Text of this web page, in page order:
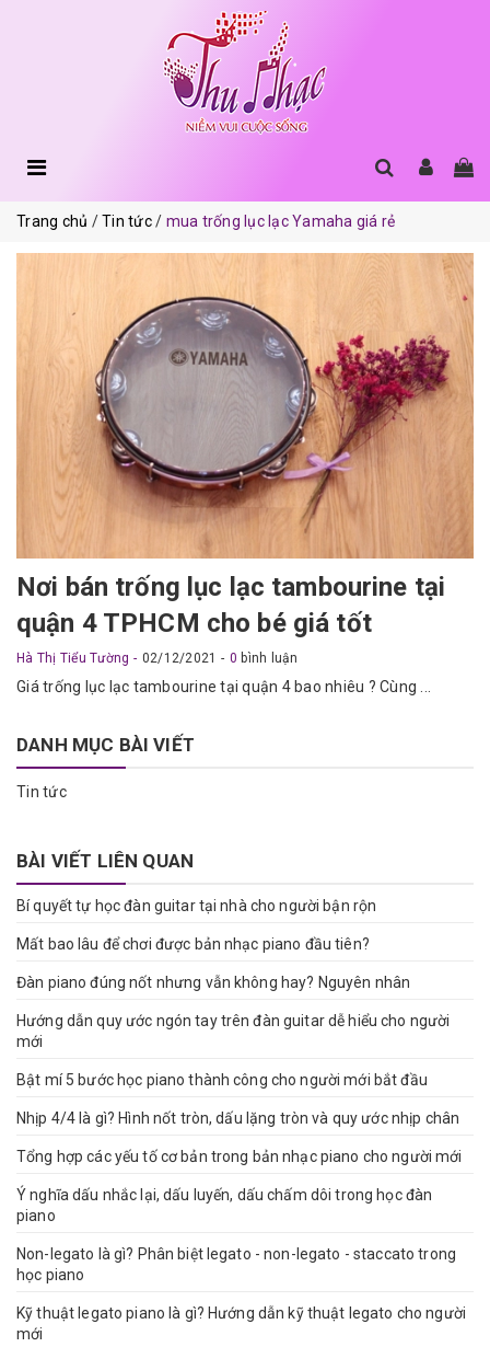
Trang chủ Tin tức mua trống lục lạc Yamaha giá rẻ
Nơi bán trống lục lạc tambourine tại
quận 4 TPHCM cho bé giá tốt
Hà Thị Tiểu Tường 02/12/2021 0 bình luận
Giá trống lục lạc tambourine tại quận 4 bao nhiêu ? Cùng ...
DANH MỤC BÀI VIẾT
Tin tức
BÀI VIẾT LIÊN QUAN
Bí quyết tự học đàn guitar tại nhà cho người bận rộn
Mất bao lâu để chơi được bản nhạc piano đầu tiên?
Đàn piano đúng nốt nhưng vẫn không hay? Nguyên nhân
Hướng dẫn quy ước ngón tay trên đàn guitar dễ hiểu cho người
mới
Bật mí 5 bước học piano thành công cho người mới bắt đầu
Nhịp 4/4 là gì? Hình nốt tròn, dấu lặng tròn và quy ước nhịp chân
Tổng hợp các yếu tố cơ bản trong bản nhạc piano cho người mới
Ý nghĩa dấu nhắc lại, dấu luyến, dấu chấm dôi trong học đàn
piano
Non-legato là gì? Phân biệt legato - non-legato - staccato trong
học piano
Kỹ thuật legato piano là gì? Hướng dẫn kỹ thuật legato cho người
mới